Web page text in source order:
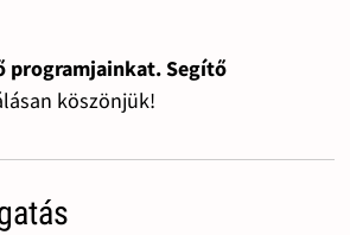
programjainkat. Segítő
köszönjük!